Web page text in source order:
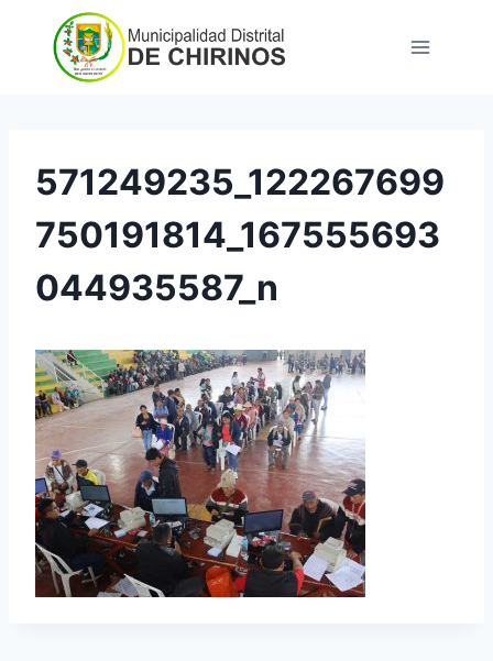
contenido
571249235_122267699
750191814_167555693
044935587_n